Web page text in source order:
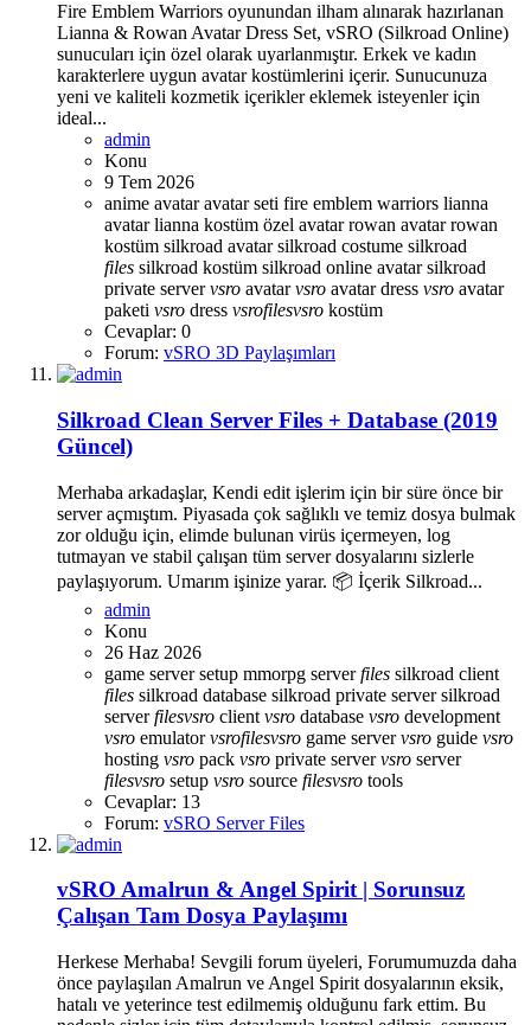
Fire Emblem Warriors oyunundan ilham alınarak hazırlanan
Lianna & Rowan Avatar Dress Set, vSRO (Silkroad Online)
sunucuları için özel olarak uyarlanmıştır. Erkek ve kadın
karakterlere uygun avatar kostümlerini içerir. Sunucunuza
yeni ve kaliteli kozmetik içerikler eklemek isteyenler için
ideal...
admin
Konu
9 Tem 2026
anime avataravatar seti fire emblem warriors lianna
avatarlianna kostüm özel avatarrowan avatarrowan
kostüm silkroad avatarsilkroad costume silkroad
files silkroad kostüm silkroad online avatarsilkroad
private servervsro avatarvsro avatar dress vsro avatar
paketi vsro dress vsrofilesvsro kostüm
Cevaplar: 0
Forum: vSRO 3D Paylaşımları
Silkroad Clean Server Files + Database (2019
Güncel)
Merhaba arkadaşlar, Kendi edit işlerim için bir süre önce bir
server açmıştım. Piyasada çok sağlıklı ve temiz dosya bulmak
zor olduğu için, elimde bulunan virüs içermeyen, log
tutmayan ve stabil çalışan tüm server dosyalarını sizlerle
paylaşıyorum. Umarım işinize yarar. 📦 İçerik Silkroad...
admin
Konu
26 Haz 2026
game server setup mmorpg serverfiles silkroad client
files silkroad database silkroad private serversilkroad
serverfilesvsro client vsro database vsro development
vsro emulatorvsrofilesvsro game servervsro guide vsro
hosting vsro pack vsro private servervsro server
filesvsro setup vsro source filesvsro tools
Cevaplar: 13
Forum: vSRO Server Files
vSRO Amalrun & Angel Spirit | Sorunsuz
Çalışan Tam Dosya Paylaşımı
Herkese Merhaba! Sevgili forum üyeleri, Forumumuzda daha
önce paylaşılan Amalrun ve Angel Spirit dosyalarının eksik,
hatalı ve yeterince test edilmemiş olduğunu fark ettim. Bu